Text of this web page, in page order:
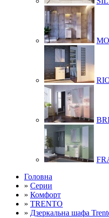
Головна
» Серии
» Комфорт
» TRENTO
» Дзеркальна шафа